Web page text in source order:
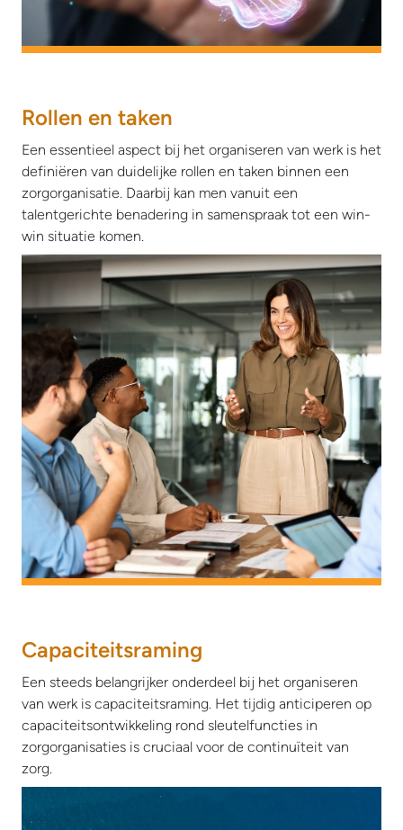
Rollen en taken
Een essentieel aspect bij het organiseren van werk is het
definiëren van duidelijke rollen en taken binnen een
zorgorganisatie. Daarbij kan men vanuit een
talentgerichte benadering in samenspraak tot een win-
win situatie komen.
Capaciteitsraming
Een steeds belangrijker onderdeel bij het organiseren
van werk is capaciteitsraming. Het tijdig anticiperen op
capaciteitsontwikkeling rond sleutelfuncties in
zorgorganisaties is cruciaal voor de continuïteit van
zorg.